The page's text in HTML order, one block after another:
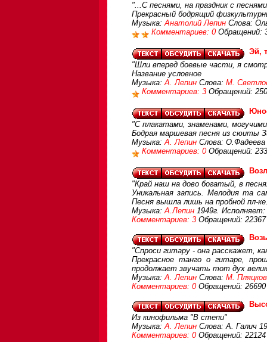
"...С песнями, на праздник с
Прекрасный бодрящий
Музыка:Анатолий Лепин Слова:
Комментариев: 0 Обращений:
Эй,
"Шли вперед боевые части, я
Название условное
Музыка:А. Лепин Слова: М.
Комментариев: 3 Обращений:
"С плакатами, знаменами,
Бодрая маршевая песня из сюиты
Музыка:А. Лепин Слова:
Комментариев: 0 Обращений:
"Край наш на дово богатый, в
Уникальная запись. Мелодия та
Песня вышла лишь на пробной пл-
Музыка:А.Лепин 1949г.
Комментариев: 3 Обращений: 22367
"Спроси гитару - она расскажет,
Прекрасное танго о гитаре,
продолжает звучать тот дух
Музыка:А. Лепин Слова: М.
Комментариев: 0 Обращений: 26690
Из кинофильма "В степи"
Музыка:А. Лепин Слова: А. Галич
Комментариев: 0 Обращений: 22124